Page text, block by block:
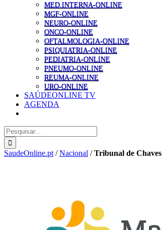
MED.INTERNA-ONLINE
MGF-ONLINE
NEURO-ONLINE
ONCO-ONLINE
OFTALMOLOGIA-ONLINE
PSIQUIATRIA-ONLINE
PEDIATRIA-ONLINE
PNEUMO-ONLINE
REUMA-ONLINE
URO-ONLINE
SAÚDEONLINE TV
AGENDA
Pesquisar
SaudeOnline.pt /Nacional /Tribunal de